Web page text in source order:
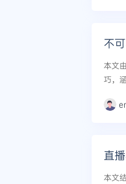
不
本文
巧，
直
本文